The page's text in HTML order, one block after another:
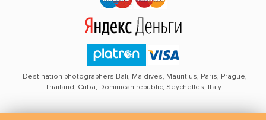
Destination photographers Bali, Maldives, Mauritius, Paris, Prague,
Thailand, Cuba, Dominican republic, Seychelles, Italy